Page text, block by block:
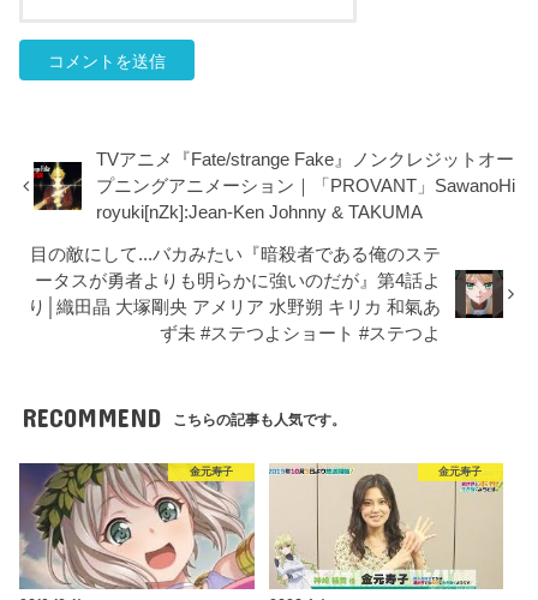
TVアニメ『Fate/strange Fake』ノンクレジットオー
プニングアニメーション｜「PROVANT」SawanoHi
royuki[nZk]:Jean-Ken Johnny & TAKUMA
目の敵にして...バカみたい『暗殺者である俺のステ
ータスが勇者よりも明らかに強いのだが』第4話よ
り│織田晶 大塚剛央 アメリア 水野朔 キリカ 和氣あ
ず未 #ステつよショート #ステつよ
RECOMMEND こちらの記事も人気です。
金元寿子 金元寿子